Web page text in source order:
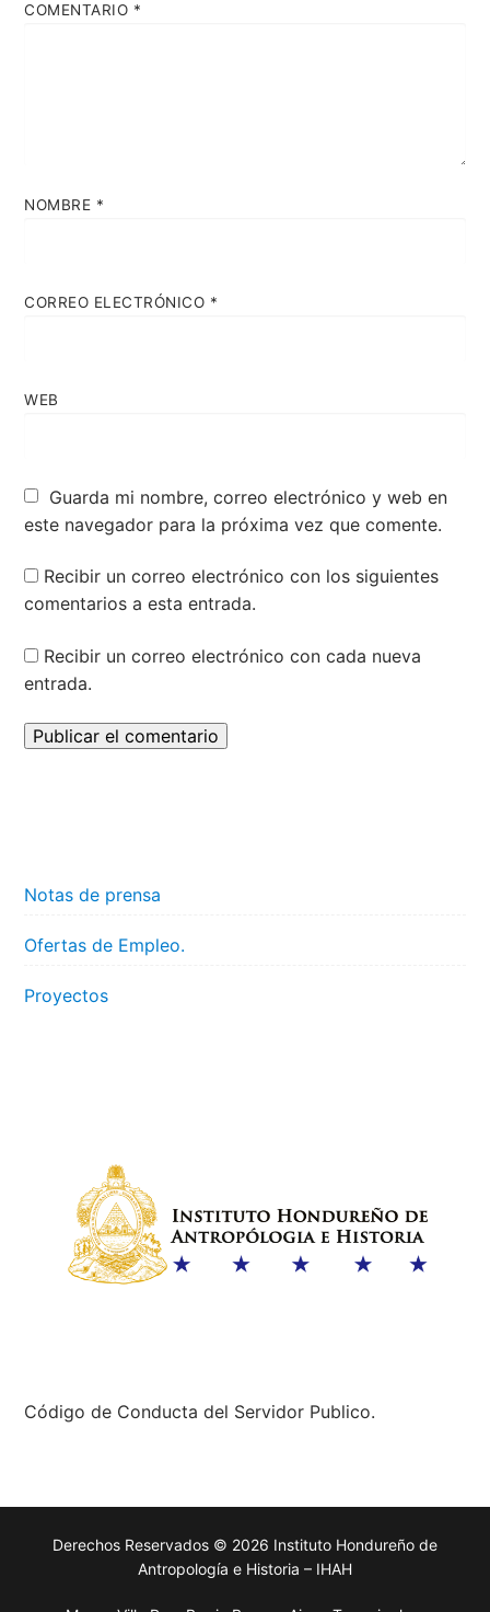
COMENTARIO *
NOMBRE *
CORREO ELECTRÓNICO *
WEB
Guarda mi nombre, correo electrónico y web en
este navegador para la próxima vez que comente.
Recibir un correo electrónico con los siguientes
comentarios a esta entrada.
Recibir un correo electrónico con cada nueva
entrada.
Notas de prensa
Ofertas de Empleo.
Proyectos
Código de Conducta del Servidor Publico.
Derechos Reservados © 2026 Instituto Hondureño de
Antropología e Historia – IHAH